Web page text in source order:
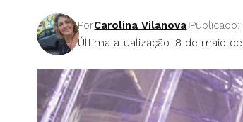
Última atualização: 8 de maio de
PorCarolina Vilanova